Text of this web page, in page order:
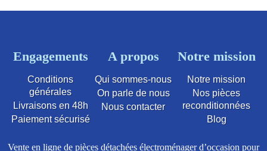
Engagements
Conditions
générales
Livraisons en 48h
Paiement sécurisé
A propos
Qui sommes-nous
On parle de nous
Nous contacter
Notre mission
Notre mission
Nos pièces
reconditionnées
Blog
Vente en ligne de pièces détachées électroménager d’occasion pour